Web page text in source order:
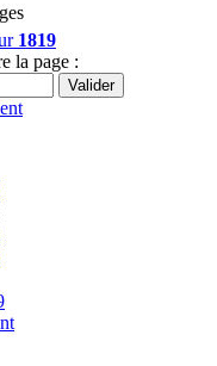
1819
la page :